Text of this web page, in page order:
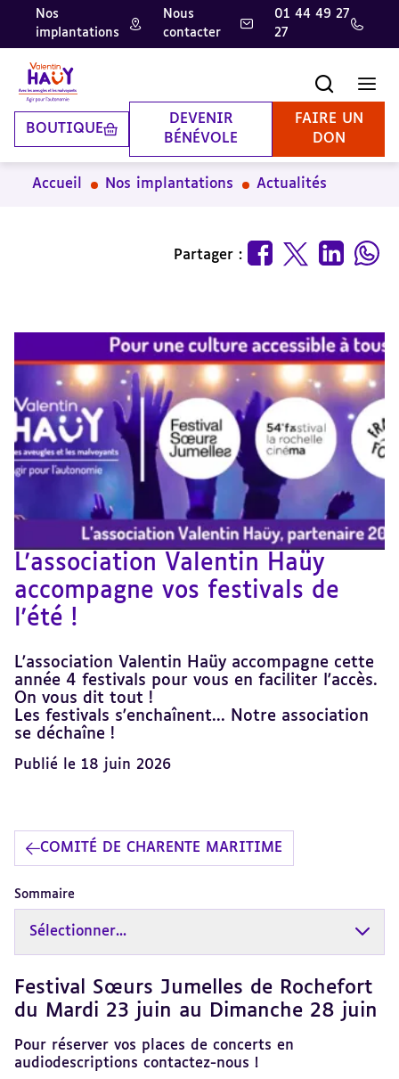
Aller
contenu
principal
Aller
pied
de
page
Aller
la
recherche
Nos
implantations
Nous
contacter
01 44 49 27
27
BOUTIQUE
DEVENIR
BÉNÉVOLE
FAIRE UN
DON
Accueil Nos implantations Actualités
Partager :
L'association Valentin Haüy
accompagne vos festivals de
l'été !
L'association Valentin Haüy accompagne cette
année 4 festivals pour vous en faciliter l'accès.
On vous dit tout !
Les festivals s'enchaînent... Notre association
se déchaîne !
Publié le 18 juin 2026
COMITÉ DE CHARENTE MARITIME
Sommaire
Sélectionner...
Festival Sœurs Jumelles de Rochefort
du Mardi 23 juin au Dimanche 28 juin
Pour réserver vos places de concerts en
audiodescriptions contactez-nous !
Revenir
au
sommaire